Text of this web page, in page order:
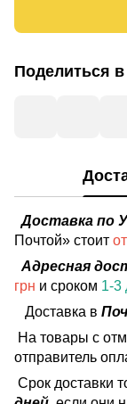
Поделиться в
Доставка по
Почтой» стоит
Адресная
грн и сроком 1-3
Доставка в
На товары с
отправитель
Срок доставки